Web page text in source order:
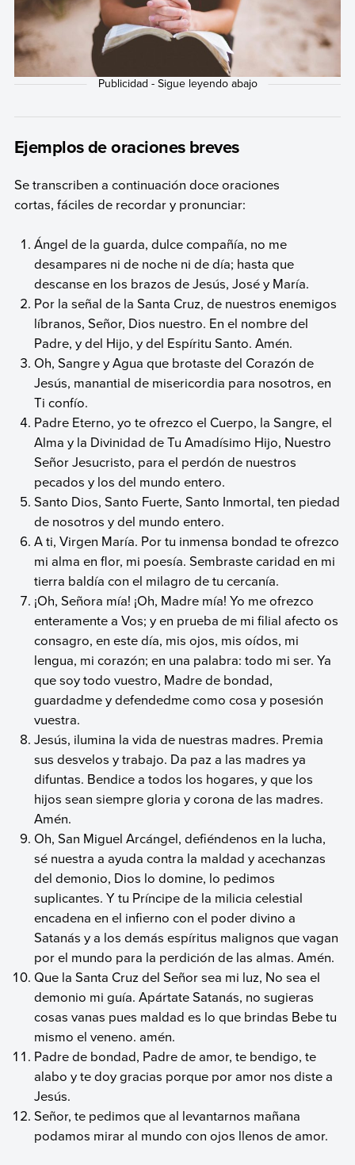
Ejemplos de oraciones breves
Se transcriben a continuación doce oraciones
cortas, fáciles de recordar y pronunciar:
Ángel de la guarda, dulce compañía, no me
desampares ni de noche ni de día; hasta que
descanse en los brazos de Jesús, José y María.
Por la señal de la Santa Cruz, de nuestros enemigos
líbranos, Señor, Dios nuestro. En el nombre del
Padre, y del Hijo, y del Espíritu Santo. Amén.
Oh, Sangre y Agua que brotaste del Corazón de
Jesús, manantial de misericordia para nosotros, en
Ti confío.
Padre Eterno, yo te ofrezco el Cuerpo, la Sangre, el
Alma y la Divinidad de Tu Amadísimo Hijo, Nuestro
Señor Jesucristo, para el perdón de nuestros
pecados y los del mundo entero.
Santo Dios, Santo Fuerte, Santo Inmortal, ten piedad
de nosotros y del mundo entero.
A ti, Virgen María. Por tu inmensa bondad te ofrezco
mi alma en flor, mi poesía. Sembraste caridad en mi
tierra baldía con el milagro de tu cercanía.
¡Oh, Señora mía! ¡Oh, Madre mía! Yo me ofrezco
enteramente a Vos; y en prueba de mi filial afecto os
consagro, en este día, mis ojos, mis oídos, mi
lengua, mi corazón; en una palabra: todo mi ser. Ya
que soy todo vuestro, Madre de bondad,
guardadme y defendedme como cosa y posesión
vuestra.
Jesús, ilumina la vida de nuestras madres. Premia
sus desvelos y trabajo. Da paz a las madres ya
difuntas. Bendice a todos los hogares, y que los
hijos sean siempre gloria y corona de las madres.
Amén.
Oh, San Miguel Arcángel, defiéndenos en la lucha,
sé nuestra a ayuda contra la maldad y acechanzas
del demonio, Dios lo domine, lo pedimos
suplicantes. Y tu Príncipe de la milicia celestial
encadena en el infierno con el poder divino a
Satanás y a los demás espíritus malignos que vagan
por el mundo para la perdición de las almas. Amén.
Que la Santa Cruz del Señor sea mi luz, No sea el
demonio mi guía. Apártate Satanás, no sugieras
cosas vanas pues maldad es lo que brindas Bebe tu
mismo el veneno. amén.
Padre de bondad, Padre de amor, te bendigo, te
alabo y te doy gracias porque por amor nos diste a
Jesús.
Señor, te pedimos que al levantarnos mañana
podamos mirar al mundo con ojos llenos de amor.